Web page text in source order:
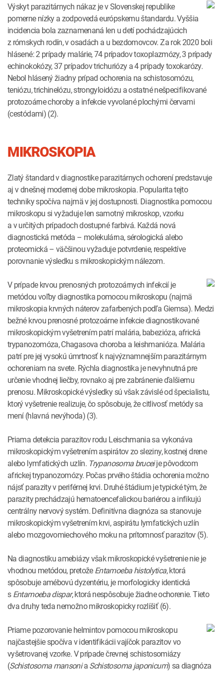
Výskyt parazitárnych nákaz je v Slovenskej republike
pomerne nízky a zodpovedá európskemu štandardu. Vyššia
incidencia bola zaznamenaná len u detí pochádzajúcich
z rómskych rodín, v osadách a u bezdomovcov. Za rok 2020 boli
hlásené: 2 prípady malárie, 74 prípadov toxoplazmózy, 3 prípady
echinokokózy, 37 prípadov trichuriózy a 4 prípady toxokarózy.
Nebol hlásený žiadny prípad ochorenia na schistosomózu,
teniózu, trichinelózu, strongyloidózu a ostatné nešpecifikované
protozoárne choroby a infekcie vyvolané plochými červami
(cestódami) (2).
MIKROSKOPIA
Zlatý štandard v diagnostike parazitárnych ochorení predstavuje
aj v dnešnej modernej dobe mikroskopia. Popularita tejto
techniky spočíva najmä v jej dostupnosti. Diagnostika pomocou
mikroskopu si vyžaduje len samotný mikroskop, vzorku
a v určitých prípadoch dostupné farbivá. Každá nová
diagnostická metóda – molekulárna, sérologická alebo
proteomická – väčšinou vyžaduje potvrdenie, respektíve
porovnanie výsledku s mikroskopickým nálezom.
V prípade krvou prenosných protozoárnych infekcií je
metódou voľby diagnostika pomocou mikroskopu (najmä
mikroskopia krvných náterov zafarbených podľa Giemsa). Medzi
bežné krvou prenosné protozoárne infekcie diagnostikované
mikroskopickým vyšetrením patrí malária, babezióza, africká
trypanozomóza, Chagasova choroba a leishmanióza. Malária
patrí pre jej vysokú úmrtnosť k najvýznamnejším parazitárnym
ochoreniam na svete. Rýchla diagnostika je nevyhnutná pre
určenie vhodnej liečby, rovnako aj pre zabránenie ďalšiemu
prenosu. Mikroskopické výsledky sú však závislé od špecialistu,
ktorý vyšetrenie realizuje, čo spôsobuje, že citlivosť metódy sa
mení (hlavná nevýhoda) (3).
Priama detekcia parazitov rodu Leischmania sa vykonáva
mikroskopickým vyšetrením aspirátov zo sleziny, kostnej drene
alebo lymfatických uzlín. Trypanosoma bruceije pôvodcom
africkej trypanozomózy. Počas prvého štádia ochorenia možno
nájsť parazity v periférnej krvi. Druhé štádium je typické tým, že
parazity prechádzajú hematoencefalickou bariérou a infikujú
centrálny nervový systém. Definitívna diagnóza sa stanovuje
mikroskopickým vyšetrením krvi, aspirátu lymfatických uzlín
alebo mozgovomiechového moku na prítomnosť parazitov (5).
Na diagnostiku amebiázy však mikroskopické vyšetrenie nie je
vhodnou metódou, pretožeEntamoeba histolytica, ktorá
spôsobuje amébovú dyzentériu, je morfologicky identická
sEntamoeba dispar, ktorá nespôsobuje žiadne ochorenie. Tieto
dva druhy teda nemožno mikroskopicky rozlíšiť (6).
Priame pozorovanie helmintov pomocou mikroskopu
najčastejšie spočíva v identifikácii vajíčok parazitov vo
vyšetrovanej vzorke. V prípade črevnej schistosomiázy
(Schistosoma mansoniaSchistosoma japonicum) sa diagnóza